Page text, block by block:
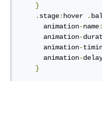
}
. stage: hover .
animation-name:
animation-
animation-
animation-
}